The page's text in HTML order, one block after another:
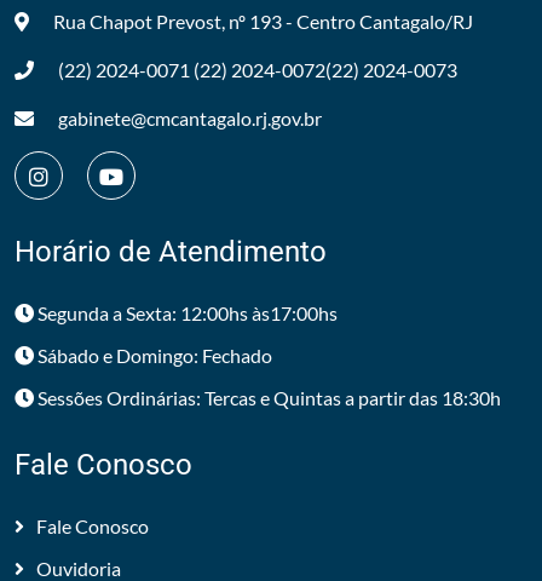
Rua Chapot Prevost, nº 193 - CentroCantagalo/RJ
(22) 2024-0071 (22) 2024-0072(22) 2024-0073
gabinete@cmcantagalo.rj.gov.br
Horário de Atendimento
Segunda a Sexta: 12:00hs às17:00hs
Sábado e Domingo: Fechado
Sessões Ordinárias: Tercas e Quintas a partir das 18:30h
Fale Conosco
Fale Conosco
Ouvidoria